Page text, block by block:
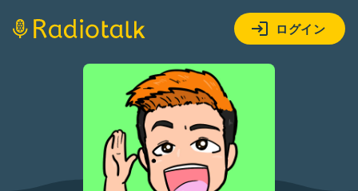
ログイン